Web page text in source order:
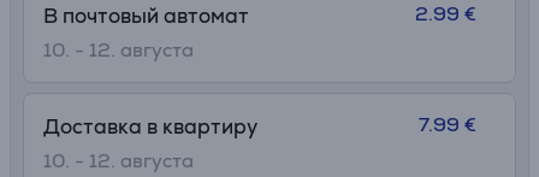
В почтовый автомат
10. - 12. августа
2.99 €
Доставка в квартиру
10. - 12. августа
7.99 €